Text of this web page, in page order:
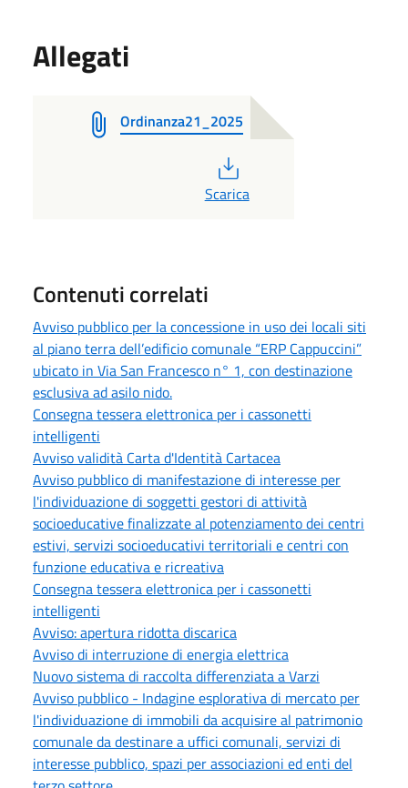
Allegati
Ordinanza21_2025
Scarica
Contenuti correlati
Avviso pubblico per la concessione in uso dei locali siti
al piano terra dell’edificio comunale “ERP Cappuccini”
ubicato in Via San Francesco n° 1, con destinazione
esclusiva ad asilo nido.
Consegna tessera elettronica per i cassonetti
intelligenti
Avviso validità Carta d'Identità Cartacea
Avviso pubblico di manifestazione di interesse per
l'individuazione di soggetti gestori di attività
socioeducative finalizzate al potenziamento dei centri
estivi, servizi socioeducativi territoriali e centri con
funzione educativa e ricreativa
Consegna tessera elettronica per i cassonetti
intelligenti
Avviso: apertura ridotta discarica
Avviso di interruzione di energia elettrica
Nuovo sistema di raccolta differenziata a Varzi
Avviso pubblico - Indagine esplorativa di mercato per
l'individuazione di immobili da acquisire al patrimonio
comunale da destinare a uffici comunali, servizi di
interesse pubblico, spazi per associazioni ed enti del